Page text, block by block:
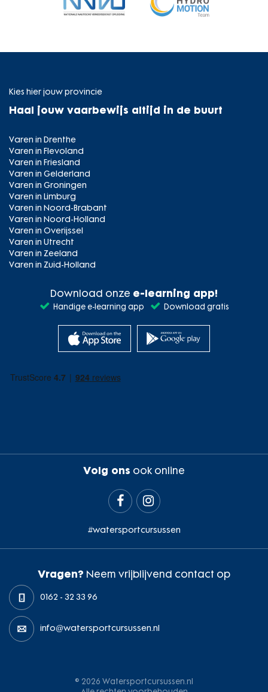
Kies hier jouw provincie
Haal jouw vaarbewijs altijd in de buurt
Varen in Drenthe
Varen in Flevoland
Varen in Friesland
Varen in Gelderland
Varen in Groningen
Varen in Limburg
Varen in Noord-Brabant
Varen in Noord-Holland
Varen in Overijssel
Varen in Utrecht
Varen in Zeeland
Varen in Zuid-Holland
Download onze e-learning app!
Handige e-learning app Download gratis
Volg ons ook online
 
#watersportcursussen
Vragen? Neem vrijblijvend contact op
0162 - 32 33 96
info@watersportcursussen.nl
© 2026 Watersportcursussen.nl